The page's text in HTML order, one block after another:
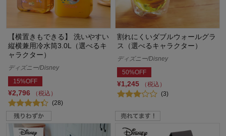
【横置きもできる】 洗いやすい
縦横兼用冷水筒3.0L（選べるキ
ャラクター）
ディズニー/Disney
15%OFF
¥2,796
（税込）
(28)
割れにくいダブルウォールグラ
ス（選べるキャラクター）
ディズニー/Disney
50%OFF
¥1,245
（税込）
(3)